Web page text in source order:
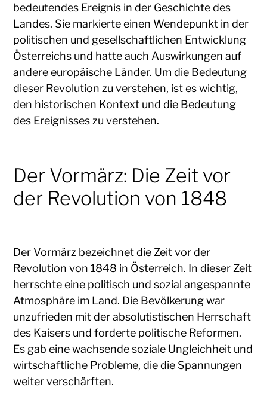
bedeutendes Ereignis in der Geschichte des
Landes. Sie markierte einen Wendepunkt in der
politischen und gesellschaftlichen Entwicklung
Österreichs und hatte auch Auswirkungen auf
andere europäische Länder. Um die Bedeutung
dieser Revolution zu verstehen, ist es wichtig,
den historischen Kontext und die Bedeutung
des Ereignisses zu verstehen.
Der Vormärz: Die Zeit vor
der Revolution von 1848
Der Vormärz bezeichnet die Zeit vor der
Revolution von 1848 in Österreich. In dieser Zeit
herrschte eine politisch und sozial angespannte
Atmosphäre im Land. Die Bevölkerung war
unzufrieden mit der absolutistischen Herrschaft
des Kaisers und forderte politische Reformen.
Es gab eine wachsende soziale Ungleichheit und
wirtschaftliche Probleme, die die Spannungen
weiter verschärften.